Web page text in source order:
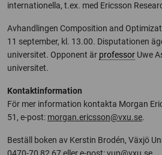
internationella, t.ex. med Ericsson
Avhandlingen Composition and
11 september, kl. 13.00. Disputationen
universitet. Opponent är professor Uwe
universitet.
Kontaktinformation
För mer information kontakta Morgan
51, e-post: morgan.ericsson@vxu.se.
Beställ boken av Kerstin Brodén, Växjö